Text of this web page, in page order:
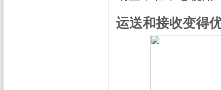
运送和接收变得